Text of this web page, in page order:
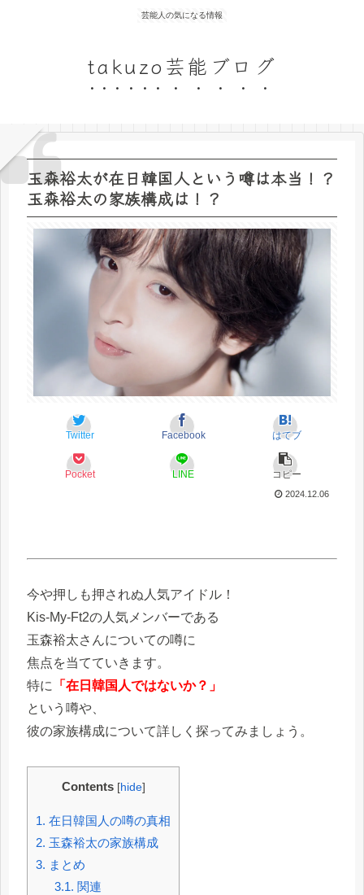
芸能人の気になる情報
takuzo芸能ブログ
玉森裕太が在日韓国人という噂は本当！？
玉森裕太の家族構成は！？
Twitter Facebook はてブ
Pocket LINE コピー
2024.12.06
今や押しも押されぬ人気アイドル！
Kis-My-Ft2の人気メンバーである
玉森裕太さんについての噂に
焦点を当てていきます。
特に
「在日韓国人ではないか？」
という噂や、
彼の家族構成について詳しく探ってみましょう。
Contents [hide]
1. 在日韓国人の噂の真相
2. 玉森裕太の家族構成
3. まとめ
3.1. 関連